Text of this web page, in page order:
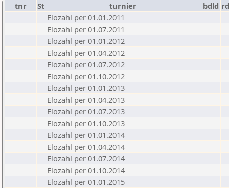
tnr St turnier bdld rd
Elozahl per 01.01.2011
Elozahl per 01.07.2011
Elozahl per 01.01.2012
Elozahl per 01.04.2012
Elozahl per 01.07.2012
Elozahl per 01.10.2012
Elozahl per 01.01.2013
Elozahl per 01.04.2013
Elozahl per 01.07.2013
Elozahl per 01.10.2013
Elozahl per 01.01.2014
Elozahl per 01.04.2014
Elozahl per 01.07.2014
Elozahl per 01.10.2014
Elozahl per 01.01.2015